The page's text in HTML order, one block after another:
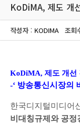
KoDiMA, 제도 개
작성자: KODIMA 조회
KoDiMA, 제도 개선
-‘ 방송통신시장의
한국디지털미디어
비대칭규제와 공정